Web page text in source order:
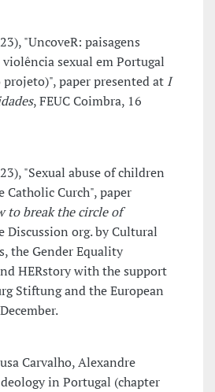
"UncoveR: paisagens
sexual em Portugal
projeto)", paper presented at I
, FEUC Coimbra, 16
"Sexual abuse of children
Catholic Curch", paper
to break the circle of
Discussion org. by Cultural
the Gender Equality
HERstory with the support
Stiftung and the European
Carvalho, Alexandre
in Portugal (chapter